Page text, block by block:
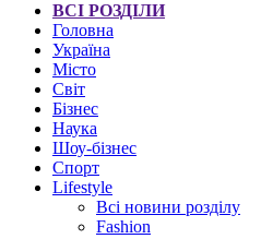
ВСІ РОЗДІЛИ
Головна
Україна
Місто
Світ
Бізнес
Наука
Шоу-бізнес
Спорт
Lifestyle
Всі новини розділу
Fashion